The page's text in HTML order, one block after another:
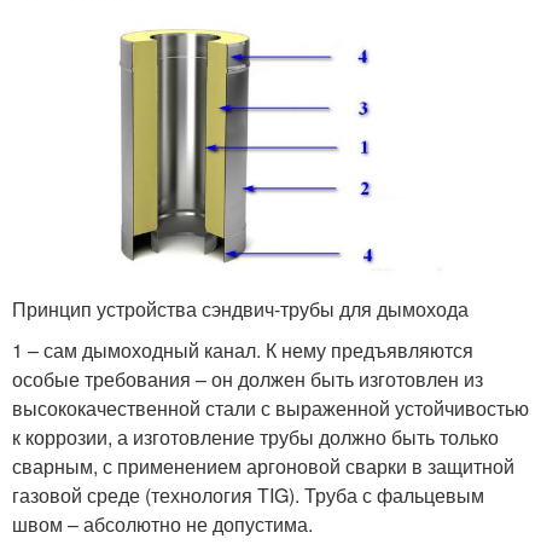
Принцип устройства сэндвич-трубы для дымохода
1 – сам дымоходный канал. К нему предъявляются
особые требования – он должен быть изготовлен из
высококачественной стали с выраженной устойчивостью
к коррозии, а изготовление трубы должно быть только
сварным, с применением аргоновой сварки в защитной
газовой среде (технология ТIG). Труба с фальцевым
швом – абсолютно не допустима.